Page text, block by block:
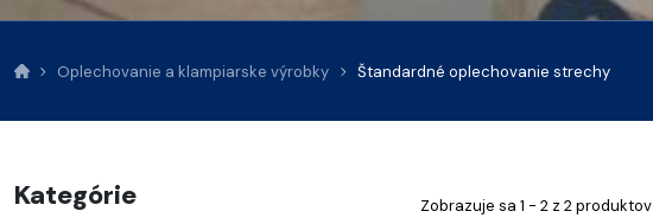
Oplechovanie a klampiarske výrobky Štandardné oplechovanie strechy
Kategórie Zobrazuje sa 1 - 2 z 2 produktov